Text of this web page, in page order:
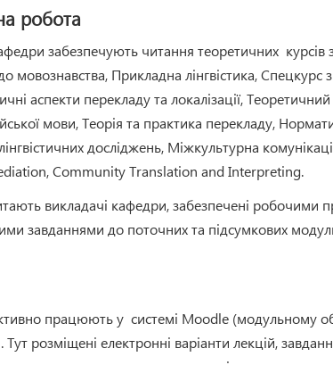
робота
забезпечують читання теоретичних
мовознавства, Прикладна лінгвістика, Спецкурс з
аспекти перекладу та локалізації,
мови, Теорія та практика перекладу,
досліджень, Міжкультурна
Community Translation and Interpreting.
викладачі кафедри, забезпечені
завданнями до поточних та підсумкових
працюють у системі Moodle (модульному
Тут розміщені електронні варіанти лекцій,